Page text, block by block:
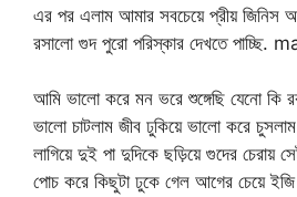
এর পর এলাম আমার সবচেয়ে প্রীয় জিনিস
রসালো গুদ পুরো পরিস্কার দেখতে
আমি ভালো করে মন ভরে শুঙ্গেছি যেনো কি
ভালো চাটলাম জীব ঢুকিয়ে ভালো করে
লাগিয়ে দুই পা দুদিকে ছড়িয়ে গুদের চেরায়
পোচ করে কিছুটা ঢুকে গেল আগের চেয়ে